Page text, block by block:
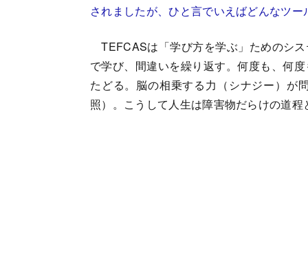
されましたが、ひと言でいえばどんなツ
TEFCASは「学び方を学ぶ」ためのシ
で学び、間違いを繰り返す。何度も、何
たどる。脳の相乗する力（シナジー）が
照）。こうして人生は障害物だらけの道